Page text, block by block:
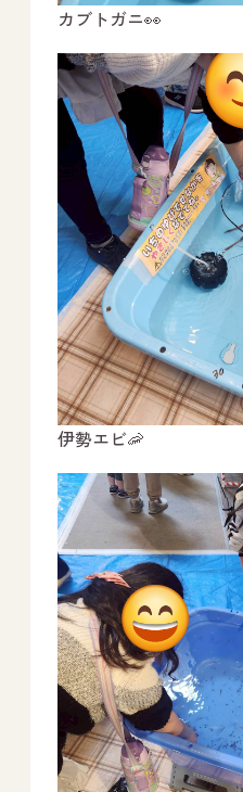
カブトガニ👀
伊勢エビ🦐